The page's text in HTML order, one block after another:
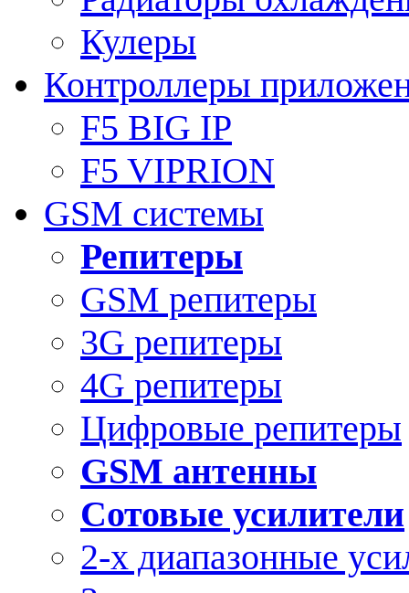
Кулеры
Контроллеры
F5 BIG IP
F5 VIPRION
GSM системы
Репитеры
GSM репитеры
3G репитеры
4G репитеры
Цифровые репитеры
GSM антенны
Сотовые усилители
2-х диапазонные